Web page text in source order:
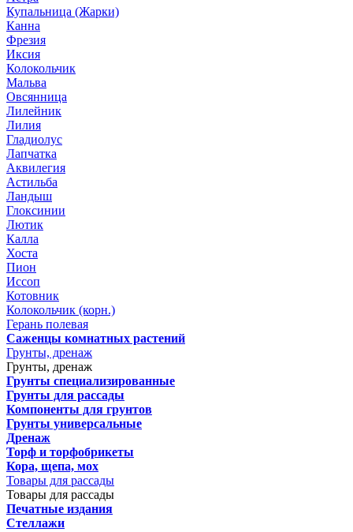
Купальница (Жарки)
Канна
Фрезия
Иксия
Колокольчик
Мальва
Овсянница
Лилейник
Лилия
Гладиолус
Лапчатка
Аквилегия
Астильба
Ландыш
Глоксинии
Лютик
Калла
Хоста
Пион
Иссоп
Котовник
Колокольчик (корн.)
Герань полевая
Саженцы комнатных растений
Грунты, дренаж
Грунты, дренаж
Грунты специализированные
Грунты для рассады
Компоненты для грунтов
Грунты универсальные
Дренаж
Торф и торфобрикеты
Кора, щепа, мох
Товары для рассады
Товары для рассады
Печатные издания
Стеллажи